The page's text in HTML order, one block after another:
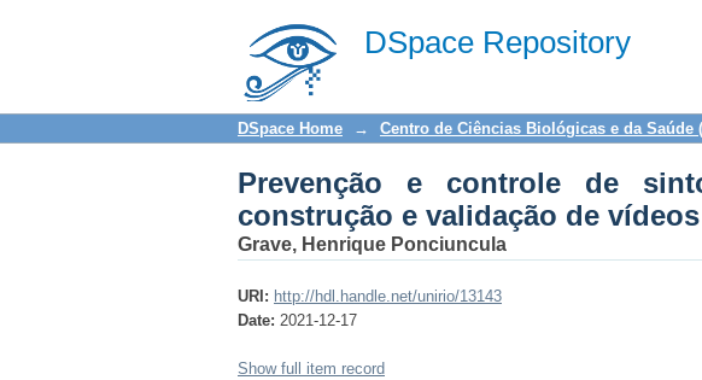
DSpace Repository
Prevenção e controle de
vídeos educativos em saúde
DSpace Home → Centro de Ciências Biológicas e da Saúde
Prevenção e controle de
construção e validação de
Grave, Henrique Ponciuncula
URI: http://hdl.handle.net/unirio/13143
Date: 2021-12-17
Show full item record